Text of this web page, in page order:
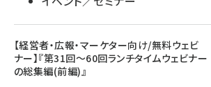
【経営者・広報・マーケター向け/無料ウェビ
ナー】『第31回～60回ランチタイムウェビナー
の総集編(前編)』